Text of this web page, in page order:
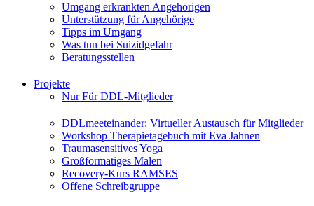
Umgang erkrankten Angehörigen
Unterstützung für Angehörige
Tipps im Umgang
Was tun bei Suizidgefahr
Beratungsstellen
Projekte
Nur Für DDL-Mitglieder
DDLmeeteinander: Virtueller Austausch für Mitglieder
Workshop Therapietagebuch mit Eva Jahnen
Traumasensitives Yoga
Großformatiges Malen
Recovery-Kurs RAMSES
Offene Schreibgruppe